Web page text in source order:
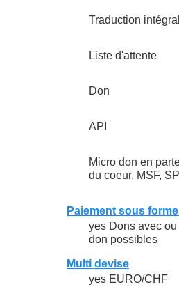
Traduction
Liste d'attente
Don
API
Micro don en
du coeur, MSF,
Paiement sous
yes Dons avec
don possibles
Multi devise
yes EURO/CHF